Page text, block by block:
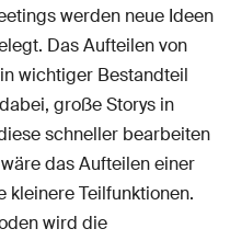
werden neue Ideen
Das Aufteilen von
wichtiger Bestandteil
große Storys in
schneller bearbeiten
das Aufteilen einer
kleinere Teilfunktionen.
wird die